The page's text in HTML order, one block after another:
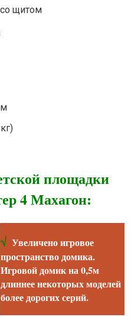
щитом
площадки
4 Махагон:
√ Увеличено игровое
пространство домика.
Игровой домик на 0,5м
длиннее некоторых моделей
более дорогих серий.